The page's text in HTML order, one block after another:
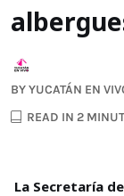
BYYUCATÁN EN
READ IN 2
La Secretaría